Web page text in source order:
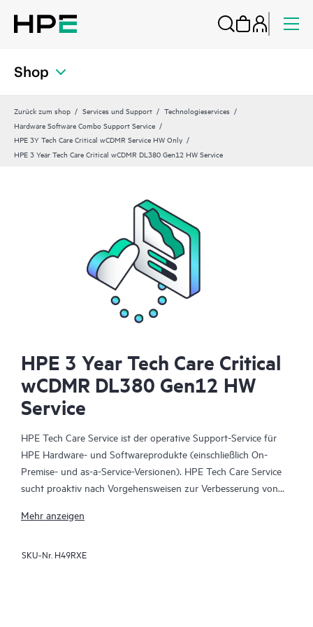
Shop
Zurück zum shop Services und Support
Technologieservices
Hardware Software Combo Support Service
HPE 3Y Tech Care Critical wCDMR Service HW Only
HPE 3 Year Tech Care Critical wCDMR DL380 Gen12 HW Service
HPE 3 Year Tech Care Critical
wCDMR DL380 Gen12 HW
Service
HPE Tech Care Service ist der operative Support-Service für
HPE Hardware- und Softwareprodukte (einschließlich On-
Premise- und as-a-Service-Versionen). HPE Tech Care Service
sucht proaktiv nach Vorgehensweisen zur Verbesserung von
Teams dadurch, das Unternehmen voranzubringen.
HPE Tech Care Service ermöglicht darüber hinaus direkten
Mehr anzeigen
SKU-Nr. H49RXE